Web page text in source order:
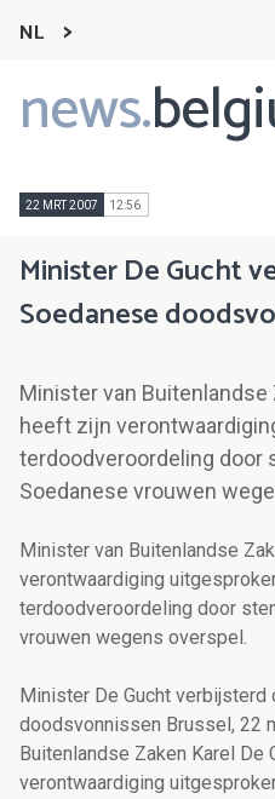
NL
news.
Main
navigation
22 MRT 2007 12:56
Minister De Gucht
Soedanese
Minister van Buitenlandse
heeft zijn
terdoodveroordeling door
Soedanese vrouwen
Minister van Buitenlandse
verontwaardiging
terdoodveroordeling door
vrouwen wegens overspel.
Minister De Gucht verbijsterd
doodsvonnissen Brussel, 22
Buitenlandse Zaken Karel De
verontwaardiging